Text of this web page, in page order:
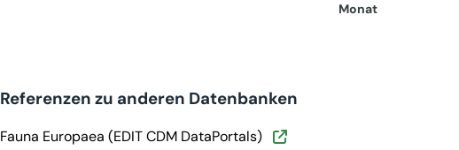
Monat
Referenzen zu anderen Datenbanken
Fauna Europaea (EDIT CDM DataPortals)